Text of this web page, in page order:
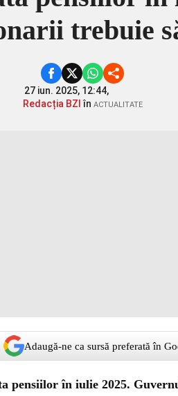
trebuie
27 iun. 2025, 12:44,
Redacția BZI în ACTUALITATE
Adaugă-ne ca sursă preferată în
pensiilor în iulie 2025.